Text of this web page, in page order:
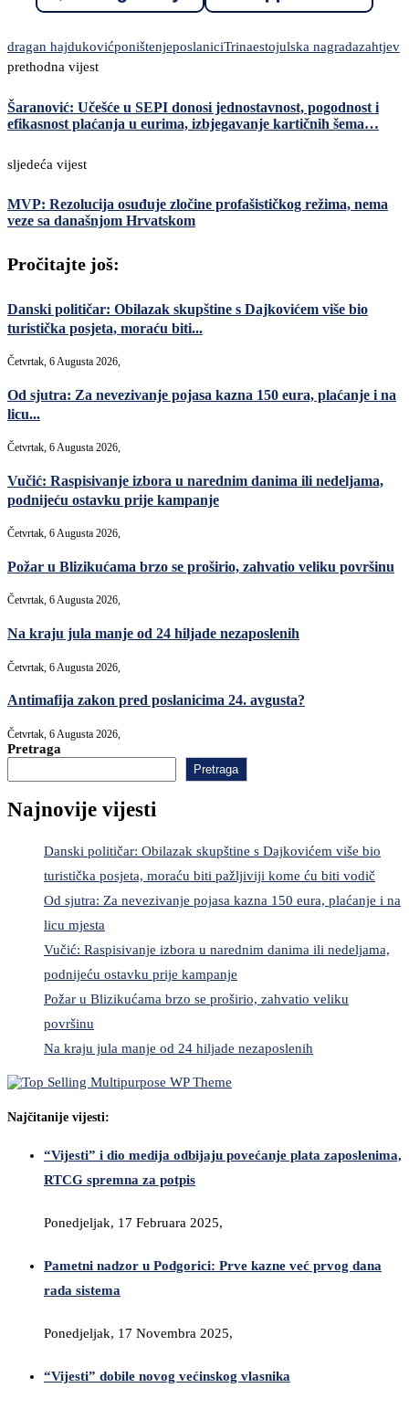
dragan hajdukovićponištenjeposlaniciTrinaestojulska nagradazahtjev
prethodna vijest
Šaranović: Učešće u SEPI donosi jednostavnost, pogodnost i
efikasnost plaćanja u eurima, izbjegavanje kartičnih šema…
sljedeća vijest
MVP: Rezolucija osuđuje zločine profašističkog režima, nema
veze sa današnjom Hrvatskom
Pročitajte još:
Danski političar: Obilazak skupštine s Dajkovićem više bio
turistička posjeta, moraću biti...
Četvrtak, 6 Augusta 2026,
Od sjutra: Za nevezivanje pojasa kazna 150 eura, plaćanje i na
licu...
Četvrtak, 6 Augusta 2026,
Vučić: Raspisivanje izbora u narednim danima ili nedeljama,
podnijeću ostavku prije kampanje
Četvrtak, 6 Augusta 2026,
Požar u Blizikućama brzo se proširio, zahvatio veliku površinu
Četvrtak, 6 Augusta 2026,
Na kraju jula manje od 24 hiljade nezaposlenih
Četvrtak, 6 Augusta 2026,
Antimafija zakon pred poslanicima 24. avgusta?
Četvrtak, 6 Augusta 2026,
Pretraga
Pretraga
Najnovije vijesti
Danski političar: Obilazak skupštine s Dajkovićem više bio
turistička posjeta, moraću biti pažljiviji kome ću biti vodič
Od sjutra: Za nevezivanje pojasa kazna 150 eura, plaćanje i na
licu mjesta
Vučić: Raspisivanje izbora u narednim danima ili nedeljama,
podnijeću ostavku prije kampanje
Požar u Blizikućama brzo se proširio, zahvatio veliku
površinu
Na kraju jula manje od 24 hiljade nezaposlenih
Najčitanije vijesti:
“Vijesti” i dio medija odbijaju povećanje plata zaposlenima,
RTCG spremna za potpis
Ponedjeljak, 17 Februara 2025,
Pametni nadzor u Podgorici: Prve kazne već prvog dana
rada sistema
Ponedjeljak, 17 Novembra 2025,
“Vijesti” dobile novog većinskog vlasnika